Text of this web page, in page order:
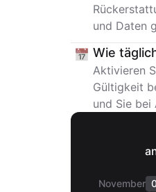
und Daten
Wie
Aktivieren
Gültigkeit
und Sie bei
November